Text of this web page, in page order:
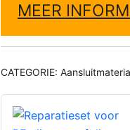
MEER
CATEGORIE: